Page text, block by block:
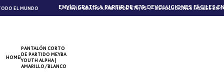
EL MUNDO ENVÍO GRATIS A PARTIR DE €79,95
ENVÍO GRATIS A PARTIR DE €79,95 DEVOLUCIONES FÁCILES EN 14
DEVOLUCIONES FÁCILES EN
HOME
PANTALÓN CORTO
DE PARTIDO MEYBA
YOUTH ALPHA |
AMARILLO/BLANCO